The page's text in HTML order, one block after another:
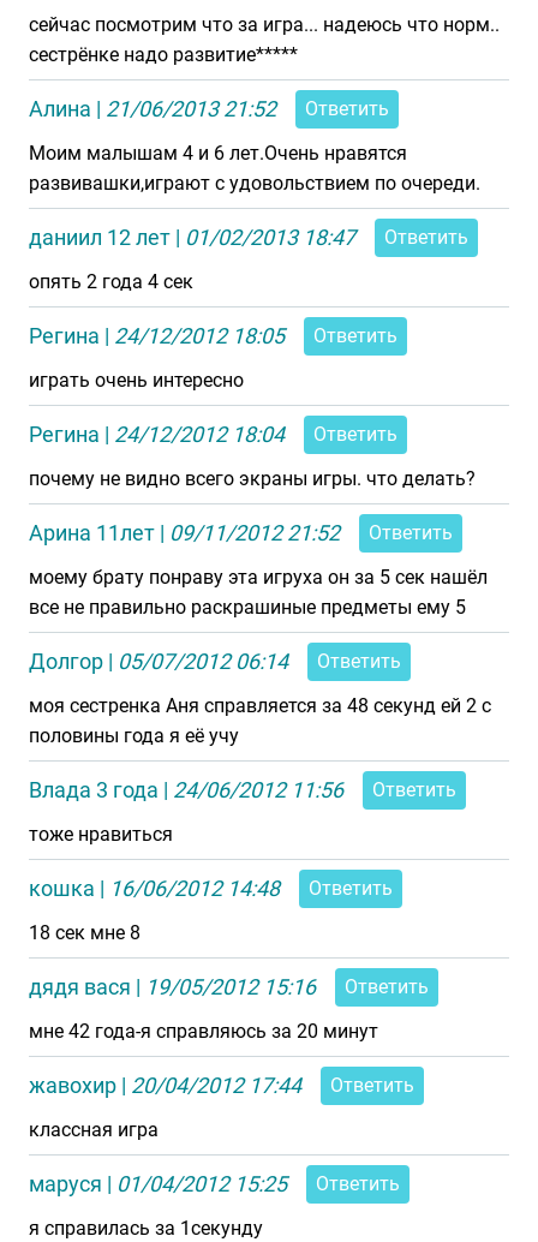
сейчас посмотрим что за игра... надеюсь что норм..
сестрёнке надо развитие*****
Алина | 21/06/2013 21:52
Ответить
Моим малышам 4 и 6 лет.Очень нравятся
развивашки,играют с удовольствием по очереди.
даниил 12 лет | 01/02/2013 18:47
Ответить
опять 2 года 4 сек
Регина | 24/12/2012 18:05
Ответить
играть очень интересно
Регина | 24/12/2012 18:04
Ответить
почему не видно всего экраны игры. что делать?
Арина 11лет | 09/11/2012 21:52
Ответить
моему брату понраву эта игруха он за 5 сек нашёл
все не правильно раскрашиные предметы ему 5
Долгор | 05/07/2012 06:14
Ответить
моя сестренка Аня справляется за 48 секунд ей 2 с
половины года я её учу
Влада 3 года | 24/06/2012 11:56
Ответить
тоже нравиться
кошка | 16/06/2012 14:48
Ответить
18 сек мне 8
дядя вася | 19/05/2012 15:16
Ответить
мне 42 года-я справляюсь за 20 минут
жавохир | 20/04/2012 17:44
Ответить
классная игра
маруся | 01/04/2012 15:25
Ответить
я справилась за 1секунду